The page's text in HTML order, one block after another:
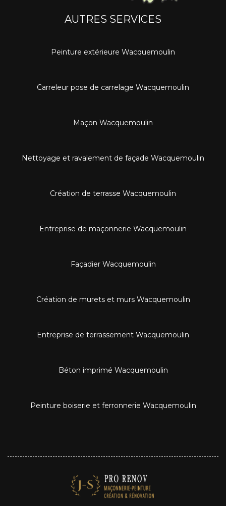
AUTRES SERVICES
Peinture extérieure Wacquemoulin
Carreleur pose de carrelage Wacquemoulin
Maçon Wacquemoulin
Nettoyage et ravalement de façade Wacquemoulin
Création de terrasse Wacquemoulin
Entreprise de maçonnerie Wacquemoulin
Façadier Wacquemoulin
Création de murets et murs Wacquemoulin
Entreprise de terrassement Wacquemoulin
Béton imprimé Wacquemoulin
Peinture boiserie et ferronnerie Wacquemoulin